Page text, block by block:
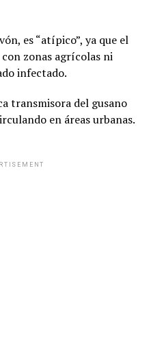
es “atípico”, ya que el
zonas agrícolas ni
infectado.
transmisora del gusano
en áreas urbanas.